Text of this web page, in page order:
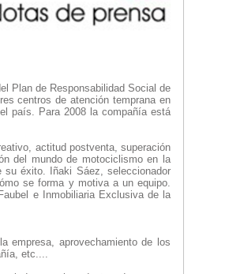
Plan de Responsabilidad Social de
centros de atención temprana en
país. Para 2008 la compañía está
actitud postventa, superación
del mundo de motociclismo en la
éxito. Iñaki Sáez, seleccionador
se forma y motiva a un equipo.
e Inmobiliaria Exclusiva de la
empresa, aprovechamiento de los
etc....